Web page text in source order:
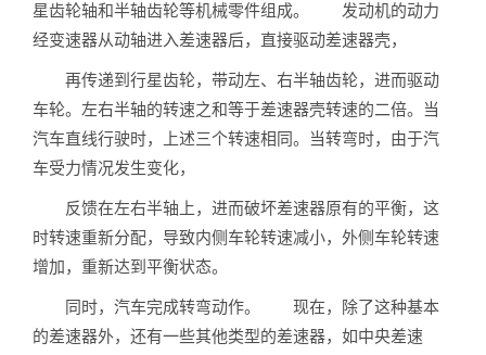
星齿轮轴和半轴齿轮等机械零件组成。 发动机的动力
经变速器从动轴进入差速器后，直接驱动差速器壳，
再传递到行星齿轮，带动左、右半轴齿轮，进而驱动
车轮。左右半轴的转速之和等于差速器壳转速的二倍。当
汽车直线行驶时，上述三个转速相同。当转弯时，由于汽
车受力情况发生变化，
反馈在左右半轴上，进而破坏差速器原有的平衡，这
时转速重新分配，导致内侧车轮转速减小，外侧车轮转速
增加，重新达到平衡状态。
同时，汽车完成转弯动作。 现在，除了这种基本
的差速器外，还有一些其他类型的差速器，如中央差速